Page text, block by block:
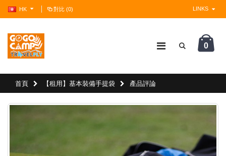
HK 對比 (0) LINKS
0
首頁 【租用】基本裝備手提袋 產品評論